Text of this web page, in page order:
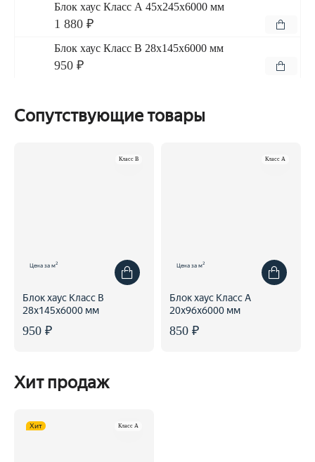
Блок хаус Класс А 45x245x6000 мм
1 880 ₽
Блок хаус Класс В 28x145x6000 мм
950 ₽
Сопутствующие товары
Класс B
Цена за м2
Блок хаус Класс В
28x145x6000 мм
950 ₽
Класс A
Цена за м2
Блок хаус Класс А
20x96x6000 мм
850 ₽
Хит продаж
Класс A
Хит